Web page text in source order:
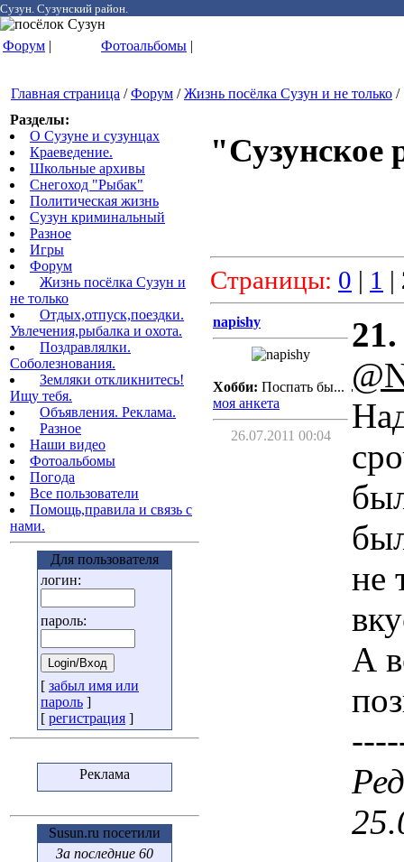
Сузун. Сузунский район.
Форум | Фотоальбомы |
Главная страница /Форум /Жизнь посёлка Сузун и не только /
Разделы:
О Сузуне и сузунцах
Краеведение.
Школьные архивы
Снегоход "Рыбак"
Политическая жизнь
Сузун криминальный
Разное
Игры
Форум
Жизнь посёлка Сузун и
не только
Отдых,отпуск,поездки.
Увлечения,рыбалка и охота.
Поздравлялки.
Соболезнования.
Земляки откликнитесь!
Ищу тебя.
Объявления. Реклама.
Разное
Наши видео
Фотоальбомы
Погода
Все пользователи
Помощь,правила и связь с
нами.
Для пользователя
логин:
пароль:
[ забыл имя или
пароль ]
[ регистрация ]
Реклама
Susun.ru посетили
За последние 60
"Сузунское
Страницы: 0 | 1 |
napishy
Хобби: Поспать бы...
моя анкета
26.07.2011 00:04
21.
не
А